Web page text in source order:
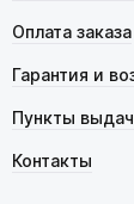
Оплата заказа
Гарантия и
Пункты
Контакты